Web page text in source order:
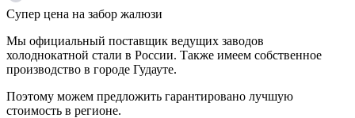
Супер цена на забор жалюзи
Мы официальный поставщик ведущих заводов
холоднокатной стали в России. Также имеем собственное
производство в городе Гудауте.
Поэтому можем предложить гарантировано лучшую
стоимость в регионе.